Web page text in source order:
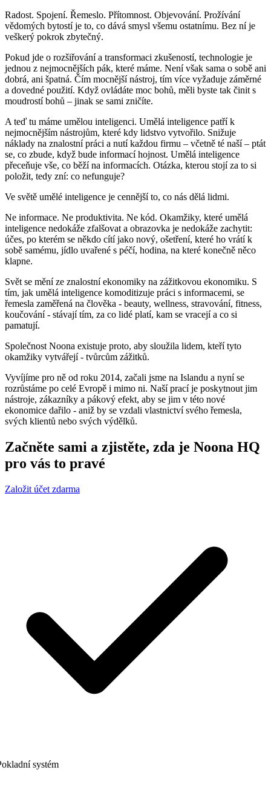
Radost. Spojení. Řemeslo. Přítomnost. Objevování. Prožívání
vědomých bytostí je to, co dává smysl všemu ostatnímu. Bez ní je
veškerý pokrok zbytečný.
Pokud jde o rozšiřování a transformaci zkušeností, technologie je
jednou z nejmocnějších pák, které máme. Není však sama o sobě ani
dobrá, ani špatná. Čím mocnější nástroj, tím více vyžaduje záměrné
a dovedné použití. Když ovládáte moc bohů, měli byste tak činit s
moudrostí bohů – jinak se sami zničíte.
A teď tu máme umělou inteligenci. Umělá inteligence patří k
nejmocnějším nástrojům, které kdy lidstvo vytvořilo. Snižuje
náklady na znalostní práci a nutí každou firmu – včetně té naší – ptát
se, co zbude, když bude informací hojnost. Umělá inteligence
přeceňuje vše, co běží na informacích. Otázka, kterou stojí za to si
položit, tedy zní: co nefunguje?
Ve světě umělé inteligence je cennější to, co nás dělá lidmi.
Ne informace. Ne produktivita. Ne kód. Okamžiky, které umělá
inteligence nedokáže zfalšovat a obrazovka je nedokáže zachytit:
účes, po kterém se někdo cítí jako nový, ošetření, které ho vrátí k
sobě samému, jídlo uvařené s péčí, hodina, na které konečně něco
klapne.
Svět se mění ze znalostní ekonomiky na zážitkovou ekonomiku. S
tím, jak umělá inteligence komoditizuje práci s informacemi, se
řemesla zaměřená na člověka - beauty, wellness, stravování, fitness,
koučování - stávají tím, za co lidé platí, kam se vracejí a co si
pamatují.
Společnost Noona existuje proto, aby sloužila lidem, kteří tyto
okamžiky vytvářejí - tvůrcům zážitků.
Vyvíjíme pro ně od roku 2014, začali jsme na Islandu a nyní se
rozrůstáme po celé Evropě i mimo ni. Naší prací je poskytnout jim
nástroje, zákazníky a pákový efekt, aby se jim v této nové
ekonomice dařilo - aniž by se vzdali vlastnictví svého řemesla,
svých klientů nebo svých výdělků.
Začněte sami a zjistěte, zda je Noona HQ
pro vás to pravé
Založit účet zdarma
systém